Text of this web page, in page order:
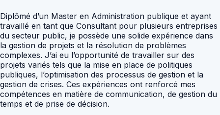
Diplômé d’un Master en Administration publique et ayant
travaillé en tant que Consultant pour plusieurs entreprises
du secteur public, je possède une solide expérience dans
la gestion de projets et la résolution de problèmes
complexes. J’ai eu l’opportunité de travailler sur des
projets variés tels que la mise en place de politiques
publiques, l’optimisation des processus de gestion et la
gestion de crises. Ces expériences ont renforcé mes
compétences en matière de communication, de gestion du
temps et de prise de décision.